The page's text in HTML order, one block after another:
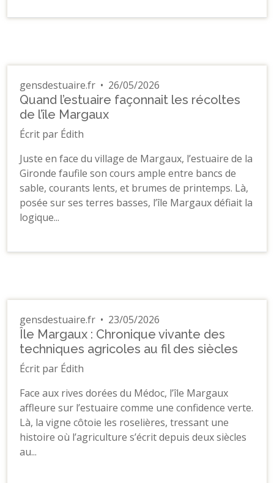
gensdestuaire.fr • 26/05/2026
Quand l’estuaire façonnait les récoltes
de l’île Margaux
Écrit par Édith
Juste en face du village de Margaux, l’estuaire de la
Gironde faufile son cours ample entre bancs de
sable, courants lents, et brumes de printemps. Là,
posée sur ses terres basses, l’île Margaux défiait la
logique...
gensdestuaire.fr • 23/05/2026
Île Margaux : Chronique vivante des
techniques agricoles au fil des siècles
Écrit par Édith
Face aux rives dorées du Médoc, l’île Margaux
affleure sur l’estuaire comme une confidence verte.
Là, la vigne côtoie les roselières, tressant une
histoire où l’agriculture s’écrit depuis deux siècles
au...